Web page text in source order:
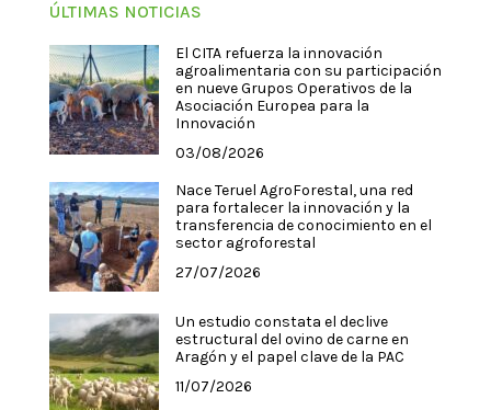
ÚLTIMAS NOTICIAS
El CITA refuerza la innovación
agroalimentaria con su participación
en nueve Grupos Operativos de la
Asociación Europea para la
Innovación
03/08/2026
Nace Teruel AgroForestal, una red
para fortalecer la innovación y la
transferencia de conocimiento en el
sector agroforestal
27/07/2026
Un estudio constata el declive
estructural del ovino de carne en
Aragón y el papel clave de la PAC
11/07/2026